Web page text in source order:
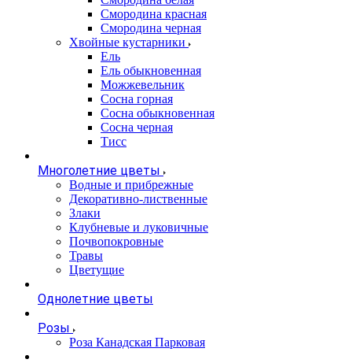
Смородина красная
Смородина черная
Хвойные кустарники
Ель
Ель обыкновенная
Можжевельник
Сосна горная
Сосна обыкновенная
Сосна черная
Тисс
Многолетние цветы
Водные и прибрежные
Декоративно-лиственные
Злаки
Клубневые и луковичные
Почвопокровные
Травы
Цветущие
Однолетние цветы
Розы
Роза Канадская Парковая